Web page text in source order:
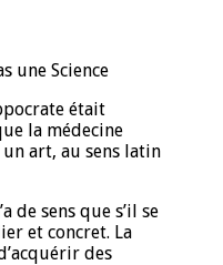
une Science
était
la médecine
un art, au sens latin
de sens que s’il se
et concret. La
des